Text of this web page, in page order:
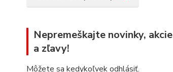
Nepremeškajte novinky, akcie
a zľavy!
Môžete sa kedykoľvek odhlásiť.